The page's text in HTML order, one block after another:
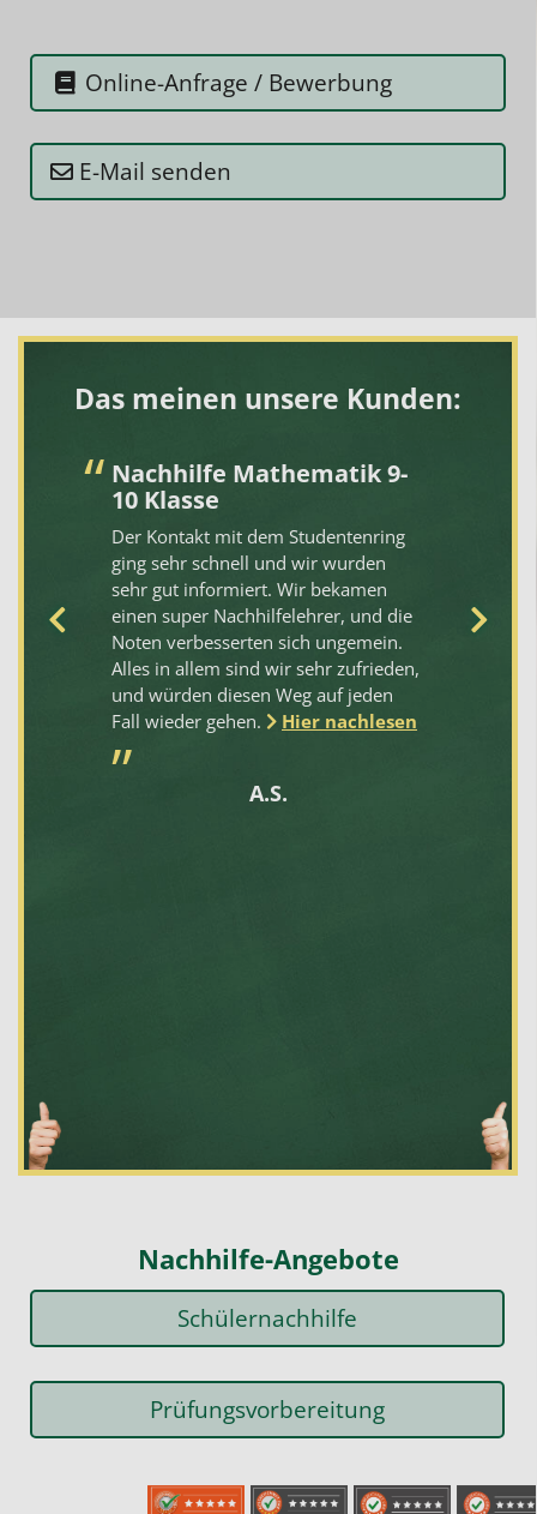
Online-Anfrage / Bewerbung
E-Mail senden
Das meinen unsere Kunden:
Nachhilfe Mathematik 9-
10 Klasse
Der Kontakt mit dem Studentenring
ging sehr schnell und wir wurden
sehr gut informiert. Wir bekamen
einen super Nachhilfelehrer, und die
Noten verbesserten sich ungemein.
Alles in allem sind wir sehr zufrieden,
und würden diesen Weg auf jeden
Fall wieder gehen.
Hier nachlesen
A.S.
Nachhilfe-Angebote
Schülernachhilfe
Prüfungsvorbereitung